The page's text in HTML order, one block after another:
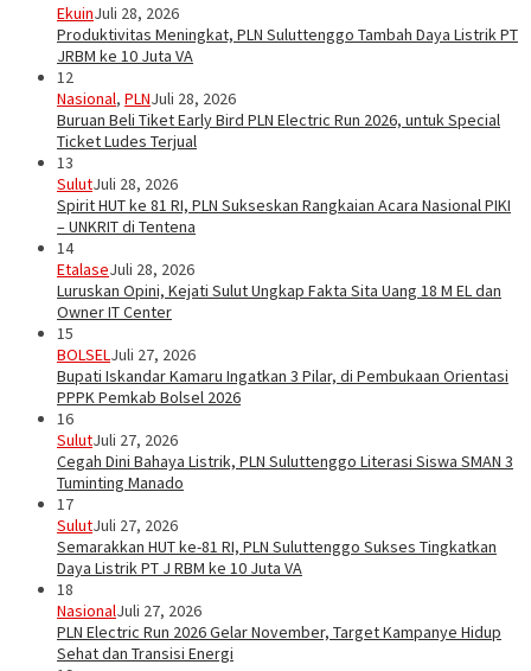
EkuinJuli 28, 2026
Produktivitas Meningkat, PLN Suluttenggo Tambah Daya Listrik PT
JRBM ke 10 Juta VA
12
Nasional, PLNJuli 28, 2026
Buruan Beli Tiket Early Bird PLN Electric Run 2026, untuk Special
Ticket Ludes Terjual
13
SulutJuli 28, 2026
Spirit HUT ke 81 RI, PLN Sukseskan Rangkaian Acara Nasional PIKI
– UNKRIT di Tentena
14
EtalaseJuli 28, 2026
Luruskan Opini, Kejati Sulut Ungkap Fakta Sita Uang 18 M EL dan
Owner IT Center
15
BOLSELJuli 27, 2026
Bupati Iskandar Kamaru Ingatkan 3 Pilar, di Pembukaan Orientasi
PPPK Pemkab Bolsel 2026
16
SulutJuli 27, 2026
Cegah Dini Bahaya Listrik, PLN Suluttenggo Literasi Siswa SMAN 3
Tuminting Manado
17
SulutJuli 27, 2026
Semarakkan HUT ke-81 RI, PLN Suluttenggo Sukses Tingkatkan
Daya Listrik PT J RBM ke 10 Juta VA
18
NasionalJuli 27, 2026
PLN Electric Run 2026 Gelar November, Target Kampanye Hidup
Sehat dan Transisi Energi